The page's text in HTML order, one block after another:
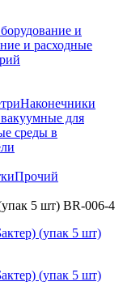
и
и расходные
Наконечники
для
среды в
Прочий
5 шт) BR-006-4